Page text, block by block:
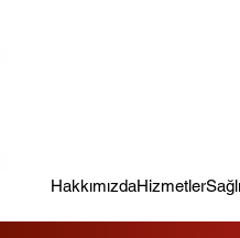
HakkımızdaHizmetler